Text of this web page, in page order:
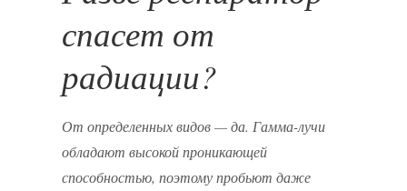
спасет от
радиации?
От определенных видов — да. Гамма-лучи
обладают высокой проникающей
способностью, поэтому пробьют даже